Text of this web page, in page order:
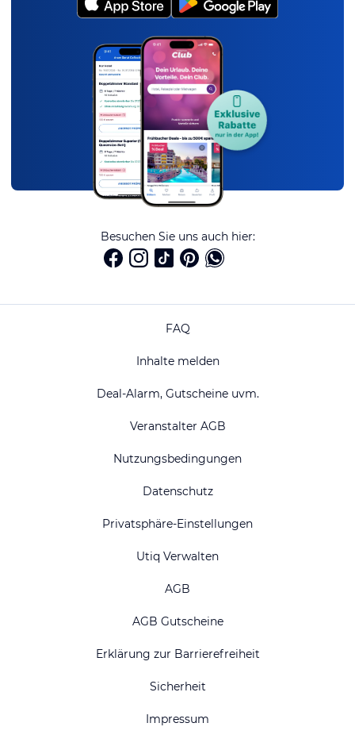
Besuchen Sie uns auch hier:
FAQ
Inhalte melden
Deal-Alarm, Gutscheine uvm.
Veranstalter AGB
Nutzungsbedingungen
Datenschutz
Privatsphäre-Einstellungen
Utiq Verwalten
AGB
AGB Gutscheine
Erklärung zur Barrierefreiheit
Sicherheit
Impressum